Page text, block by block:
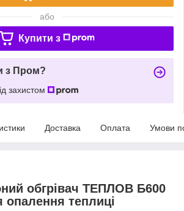
або
Купити з
з Пром?
захистом
Доставка Оплата Умови
обгрівач ТЕПЛОВ Б600
опалення теплиці